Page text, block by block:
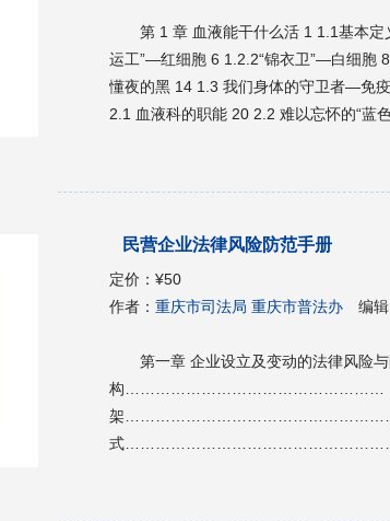
三、你们是幸福的，我们就是快乐的
——记向阳中心的社区活动 成长篇 第七章慢慢地陪着你走 第八章哦！一年又一年 一、2000年的
记录 二、2001年的记录 三、2002年的
第 1 章 血液能干什么活 1 1.1基本定义 1
运工”—红细胞 6 1.2.2“锦衣卫”—白细胞 8 1.2.3“修复精灵”—血小板 12 1.2.4白细胞节律 ：白天不
懂夜的黑 14 1.3 我们身体的守卫者—免
2.1 血液科的职能 20 2.2 难以忘怀的“蓝色生死恋” 22 2.2.1如何科学诊治急
血的那些事儿 48 2.7 “鬼捏青”真的是鬼
胞增多症 65 2.12 关爱血友病，挽救“玻
章 血液学那些“高大上”的检查 76 3.1 读
听说骨穿会让人变傻 83 3.4 骨髓活检—
疾病起源的方法 97 3.8 血小板减少的“
四项检测 104 3.10 造血微环境的重要成
我的脑脊液 114 3.12 药物浓度监测到底
细胞移植的第一关—“配型关” 126 3.15
技术 136 3.17 表观遗传知多少 139
民营企业法律风险防范手册
定价：¥50
作者：重庆市司法局 重庆市普法办 编
第一章 企业设立及变动的法律风险与防范 第一节 企业组织形式选择及股权架构…………………………………………… 1 一、企业组织形式选择与总体股权构架……………………………………………… 1 风险1：选择不适当的企业组织形式………………………………………………… 1 风险2：一人有限公司财务混同………………………………………………………… 4 风险3：股权结构均衡……………………………………………………………………… 4 风险4：股权平均分散……………………………………………………………………… 5 风险5：将公司注册为夫妻两人所有………………………………………………… 6 风险6：完全以出资的多少确定股权比例…………………………………………… 6 二、股权激励及股权代持………………………………………………………………… 7 风险7：用于激励的股权配置不合理………………………………………………… 7 风险8：采用虚拟股权进行激励………………………………………………………… 7 风险9：设置动态股权……………………………………………………………………… 9 风险10：股权代持…………………………………………………………………………… 9 风险11：家族企业让未出资的家族成员做挂名股东……………………………10 风险12：对外转让股权未征得其他股东同意………………………………………10 风险13：法院生效裁判变动股权………………………………………………………11 风险14：违反“优先购买权”的行使规则…………………………………………11 风险15：出让方未履行或者未全面履行出资义务就转让股权………………12 第二节 公司合并与分立…………………………………………………………………12 风险16：违反合并法定流程………………………………………………………………12 风险17：承继合并企业的债务…………………………………………………………13 风险18：未履行法定通知义务…………………………………………………………13 风险19：企业合并分立后违法解除原企业与职工签订的劳动合同…………14 风险20：股权回购……………………………………………………………………………14 第三节 公司的资本…………………………………………………………………………15 一、股东出资的风险防控…………………………………………………………………15 风险21：未注意所经营企业注册资本有特殊规定………………………………15 风险22：超出实际缴纳能力认缴注册资本金额……………………………………15 风险23：股东认缴期届满前公司破产…………………………………………………16 风险24：用于出资的非货币财产未评估或者评估不当…………………………16 风险25：股东对用于出资的非货币财产不享有处分权…………………………17 风险26：非货币财产出资不到位………………………………………………………17 风险27：缺少书面股东出资协议或出资协议约定不完备………………………18 风险28：用知识产权出资…………………………………………………………………19 风险29：出资协议中保密条款缺失……………………………………………………19 二、公司增资减资中的风险防控………………………………………………………20 风险30：增资未登记………………………………………………………………………20 风险31：公司减资未履行公告义务……………………………………………………21 风险32：股权收购未减资登记…………………………………………………………21 第四节 章 程…………………………………………………………………………………22 一、章程的程序性问题……………………………………………………………………22 风险33：法定代表人以及负责人超越章程规定的权限对外活动……………22 风险34：公司存在多个版本的章程……………………………………………………22 风险35：违反公司章程……………………………………………………………………23 风险36：修改章程未进行工商登记……………………………………………………24 二、章程的内容性问题……………………………………………………………………24 风险37：章程遗漏绝对必要记载事项…………………………………………………24 风险38：章程对股权转让没有约定或约定不明……………………………25 风险39：章程对股东会的议事范围、表决范围规定不明确…………………25 风险40：章程中股东会和董事会的权限划分不明………………………………26 风险41：章程对股东知情权的保护不足……………………………………………26 风险42：章程忽视对出资瑕疵股东的权利限制……………………………………27 风险43：公司对外担保……………………………………………………………………28 风险44：章程对股东的退出约定不明…………………………………………………28 第五节 企业设立失败………………………………………………………………………29 一、企业的注册登记及发起人协议问题………………………………………………29 风险45：发起人不符合主体资格要求…………………………………………………29 风险46：违反法定条件和法定程序……………………………………………………29 风险47：企业设立时未签订发起人协议……………………………………………30 风险48：未约定公司设立前以及设立过程中发生的债务、费用的处理方式……31 风险49：缺失资本“回转”规则………………………………………………………32 二、企业设立过程中的侵权责任、合同责任………………………………………32 风险50：发起人对外侵权…………………………………………………………………32 风险51：发起人为处理成立中公司事务以自己名义对外签订合同…………33 风险52：发起人为处理成立中公司事务以公司名义对外签订合同…………34 风险53：公司设立中雇佣工人…………………………………………………………34 第二章 企业内部管理风险与防范 第一节 股东、法定代表人、董监高法律风险…………………………………36 一、企业股东法律责任风险………………………………………………………………36 风险1：名义股东侵犯实际出资人权益………………………………………………36 风险2：股东违反出资义务………………………………………………………………37 风险3：小股东权益易受损………………………………………………………………38 二、企业法定代表人法律责任风险……………………………………………………40 风险4：法定代表人常见民事法律风险………………………………………………40 风险5：法定代表人常见刑事法律风险………………………………………………41 风险6：因违规导致承担行政责任………………………………………………………43 三、企业董监高的法律责任风险………………………………………………………44 风险7：董监高任职无效……………………………………………………………………44 风险8：董监高违反忠实勤勉义务………………………………………………………45 风险9：董监高不履行清算环节义务…………………………………………………46 第二节 财务管理……………………………………………………………………………47 一、企业资金管理不当的法律风险……………………………………………………47 风险10：董事、高级管理人员违法使用公司财产………………………………47 风险11：公司的发起人、股东抽逃出资……………………………………………47 风险12：合伙人私自转移或处分合伙企业财产……………………………………48 风险13：清算人侵吞企业资产…………………………………………………………49 风险14：企业外汇管理不当………………………………………………………………50 二、会计资料保管不当的法律风险……………………………………………………51 风险15：会计档案不全……………………………………………………………………51 风险16：原始凭证不真实，财务报告数据失真……………………………………52 风险17：隐匿、销毁会计资料…………………………………………………………52 三、财务人员的法律责任风险……………………………………………………………53 风险18：财务岗位人员设置欠缺或者不规范………………………………………53 风险19：公司内部财务审核监督流于形式…………………………………………54 第三节 企业印章管理………………………………………………………………………54 风险20：混淆不同印章的用处及效力…………………………………………………55 风险21：伪造印章……………………………………………………………………………56 风险22：印章管理不善……………………………………………………………………57 风险23：印章使用不当……………………………………………………………………58 风险24：印章丢失……………………………………………………………………………59 风险25：对公章管理不善…………………………………………………………………59 风险26：合同所盖非合同专用章，而是其他类型专用章………………………61 风险27：企业财务章的错误使用………………………………………………………61 第四节 公司决议……………………………………………………………………………62 一、股东会（股东大会）决议……………………………………………………………62 风险28：混淆股东会决议与董事会决议……………………………………………62 风险29：会议召集程序不合法…………………………………………………………64 风险30：会议未通知导致决议被撤销…………………………………………………64 风险31：会议决议方法导致决议不成立……………………………………………65 风险32：解除股东资格决议程序违规…………………………………………………66 风险33：公司对外担保股东会决议效力瑕疵………………………………………66 风险34：股东会决议无效…………………………………………………………………67 二、董事会决议风险…………………………………………………………………………69 风险35：董事会决议事项超过法定范围……………………………………………69 风险36：董事会决议时表决内容不当…………………………………………………69 风险37：董事会决议取消股东资格被认定无效……………………………………70 第三章 合同法律风险与防范 第一节 合同的订立…………………………………………………………………………71 风险1：合同当事人无主体资格